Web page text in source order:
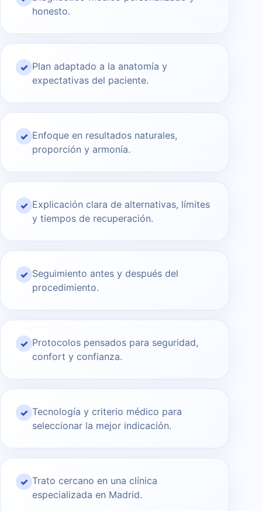
honesto.
✓ Plan adaptado a la anatomía y
expectativas del paciente.
✓ Enfoque en resultados naturales,
proporción y armonía.
✓ Explicación clara de alternativas, límites
y tiempos de recuperación.
✓ Seguimiento antes y después del
procedimiento.
✓ Protocolos pensados para seguridad,
confort y confianza.
✓ Tecnología y criterio médico para
seleccionar la mejor indicación.
✓ Trato cercano en una clínica
especializada en Madrid.